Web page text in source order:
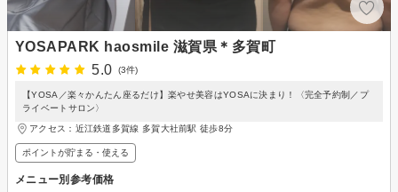
YOSAPARK haosmile 滋賀県＊多賀町
5.0
(3件)
【YOSA／楽々かんたん座るだけ】楽やせ美容はYOSAに決まり！〈完全予約制／プ
ライベートサロン〉
アクセス：近江鉄道多賀線 多賀大社前駅 徒歩8分
ポイントが貯まる・使える
メニュー別参考価格